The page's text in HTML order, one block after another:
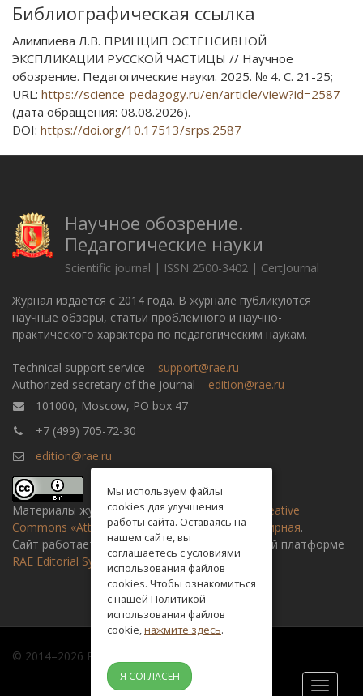
Библиографическая ссылка
Алимпиева Л.В. ПРИНЦИП ОСТЕНСИВНОЙ
ЭКСПЛИКАЦИИ РУССКОЙ ЧАСТИЦЫ // Научное
обозрение. Педагогические науки. 2025. № 4. С. 21-25;
URL: https://science-pedagogy.ru/en/article/view?id=2587
(дата обращения: 08.08.2026).
DOI: https://doi.org/10.17513/srps.2587
Научное обозрение.
Педагогические науки
Scientific journal | ISSN 2500-3402 | CertJournal
Журнал издается с 2014 года. В журнале публикуются
научные обзоры, статьи проблемного и научно-
практического характера по педагогическим наукам.
Technical support service – support@rae.ru
Authorized secretary of the journal – edition@rae.ru
101000, Moscow, PO box 47
+7 (499) 705-72-30
edition@rae.ru
Материалы журнала доступны полицензии Creative
Commons «Attribution» («Атрибуция») 4.0 Всемирная.
Сайт работает на универсальной издательской платформе
RAE Editorial System
© 2014–2026 Russian academy of natural history
Toggle
Мы используем файлы
cookies для улучшения
работы сайта. Оставаясь на
нашем сайте, вы
соглашаетесь с условиями
использования файлов
cookies. Чтобы ознакомиться
с нашей Политикой
использования файлов
cookie,нажмите здесь.
Я СОГЛАСЕН